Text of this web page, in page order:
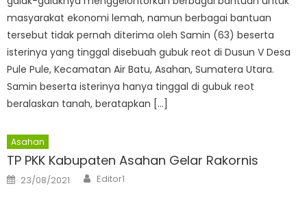
masyarakat ekonomi lemah, namun berbagai bantuan
tersebut tidak pernah diterima oleh Samin (63) beserta
isterinya yang tinggal disebuah gubuk reot di Dusun V Desa
Pule Pule, Kecamatan Air Batu, Asahan, Sumatera Utara.
Samin beserta isterinya hanya tinggal di gubuk reot
beralaskan tanah, beratapkan […]
Asahan
TP PKK Kabupaten Asahan Gelar Rakornis
Posted
on
23/08/2021 Author
Editor1